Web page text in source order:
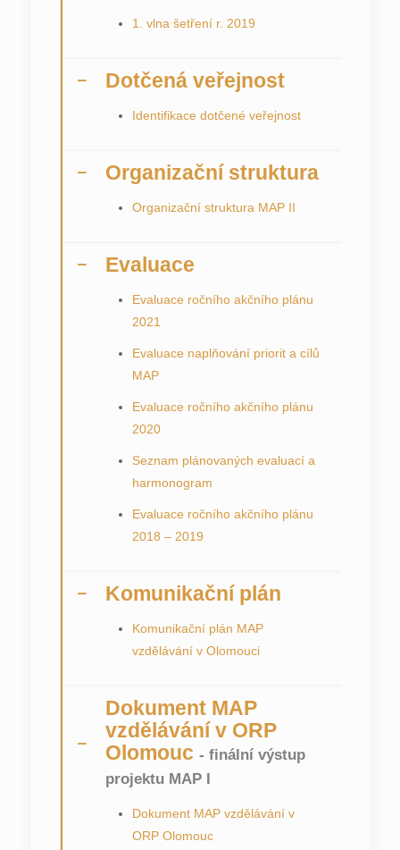
1. vlna šetření r. 2019
Dotčená veřejnost
Identifikace dotčené veřejnost
Organizační struktura
Organizační struktura MAP II
Evaluace
Evaluace ročního akčního plánu
2021
Evaluace naplňování priorit a cílů
MAP
Evaluace ročního akčního plánu
2020
Seznam plánovaných evaluací a
harmonogram
Evaluace ročního akčního plánu
2018 – 2019
Komunikační plán
Komunikační plán MAP
vzdělávání v Olomouci
Dokument MAP
vzdělávání v ORP
Olomouc - finální výstup
projektu MAP I
Dokument MAP vzdělávání v
ORP Olomouc